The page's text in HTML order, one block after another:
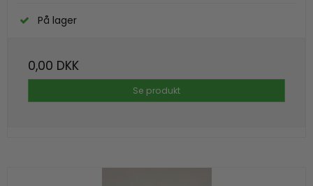
På lager
0,00 DKK
Se produkt